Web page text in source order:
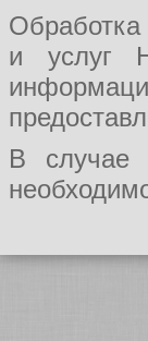
Обработка
и услуг
В случае